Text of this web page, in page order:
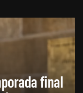
final